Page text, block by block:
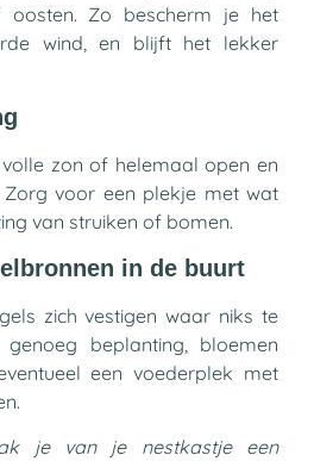
oosten. Zo bescherm je het
wind, en blijft het lekker
zon of helemaal open en
Zorg voor een plekje met wat
van struiken of bomen.
in de buurt
zich vestigen waar niks te
beplanting, bloemen
een voederplek met
je van je nestkastje een